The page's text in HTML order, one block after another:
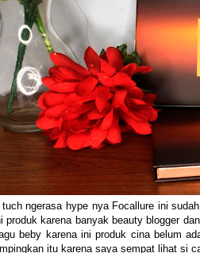
ngerasa hype nya Focallure ini
produk karena banyak beauty blogger
beby karena ini produk cina belum
itu karena saya sempat lihat si